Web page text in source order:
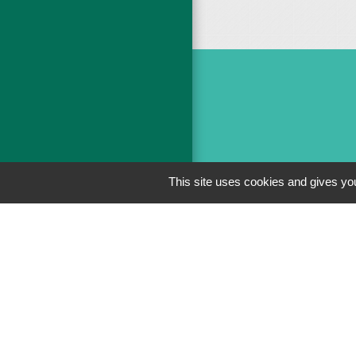
This site uses cookies and gives